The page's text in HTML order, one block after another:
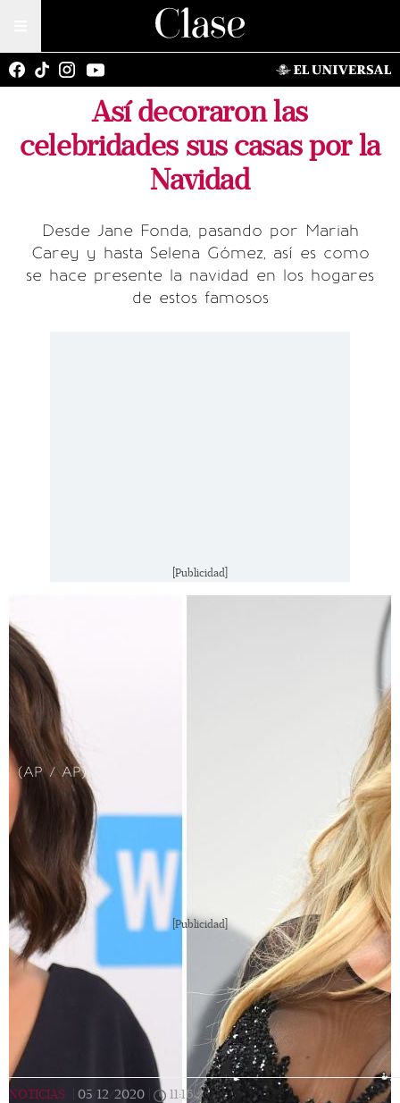
Así decoraron las
celebridades sus casas por la
Navidad
Desde Jane Fonda, pasando por Mariah
Carey y hasta Selena Gómez, así es como
se hace presente la navidad en los hogares
de estos famosos
[Publicidad]
(AP / AP)
[Publicidad]
NOTICIAS 05/12/2020 11:16 |